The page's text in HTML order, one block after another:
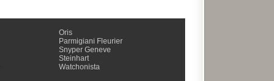
Oris
Parmigiani Fleurier
Snyper Geneve
Steinhart
Watchonista